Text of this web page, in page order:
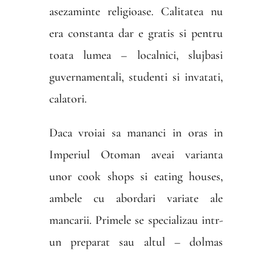
asezaminte religioase. Calitatea nu
era constanta dar e gratis si pentru
toata lumea – localnici, slujbasi
guvernamentali, studenti si invatati,
calatori.
Daca vroiai sa mananci in oras in
Imperiul Otoman aveai varianta
unor cook shops si eating houses,
ambele cu abordari variate ale
mancarii. Primele se specializau intr-
un preparat sau altul – dolmas